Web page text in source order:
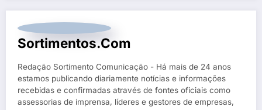
Sortimentos.com
Redação Sortimento Comunicação - Há mais de 24 anos
estamos publicando diariamente notícias e informações
recebidas e confirmadas através de fontes oficiais como
assessorias de imprensa, líderes e gestores de empresas,